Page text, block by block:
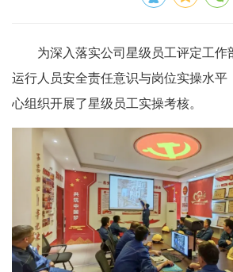
为深入落实公司星级员工评定工
运行人员安全责任意识与岗位实操水平
心组织开展了星级员工实操考核。